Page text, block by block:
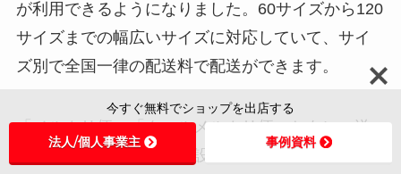
が利用できるようになりました。60サイズから120
サイズまでの幅広いサイズに対応していて、サイ
ズ別で全国一律の配送料で配送ができます。
「メルカリ便」「クールメルカリ便」ともに、送
料を気にせず販売価格を設定できたり、宛名書き
今すぐ無料でショップを出店する
法人/個人事業主 事例資料